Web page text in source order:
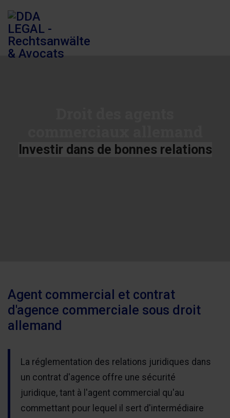
Investir dans de bonnes relations
Agent commercial et contrat
d'agence commerciale sous droit
allemand
La réglementation des relations juridiques dans
un contrat d'agence offre une sécurité
juridique, tant à l'agent commercial qu'au
commettant pour lequel il sert d'intermédiaire